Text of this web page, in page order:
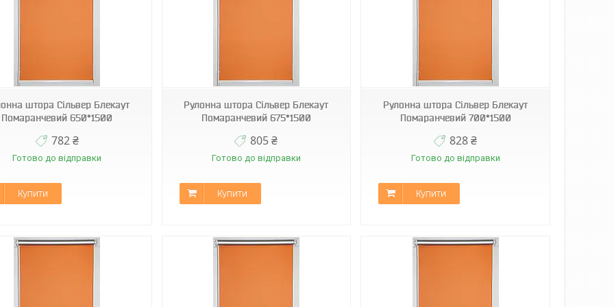
штора Сільвер Блекаут
Помаранчевий 650*1500
782 ₴
Готово до відправки
Купити
Рулонна штора Сільвер Блекаут
Помаранчевий 675*1500
805 ₴
Готово до відправки
Купити
Рулонна штора Сільвер Блекаут
Помаранчевий 700*1500
828 ₴
Готово до відправки
Купити